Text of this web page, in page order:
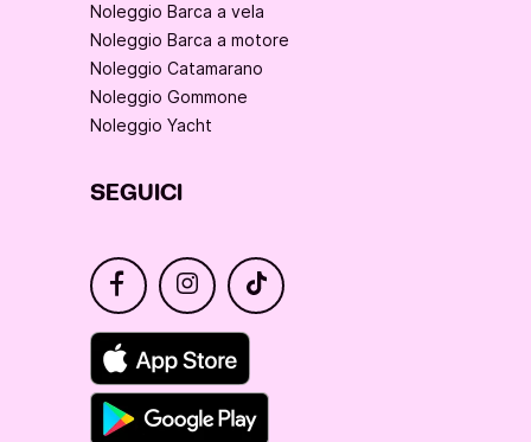
Noleggio Barca a vela
Noleggio Barca a motore
Noleggio Catamarano
Noleggio Gommone
Noleggio Yacht
SEGUICI